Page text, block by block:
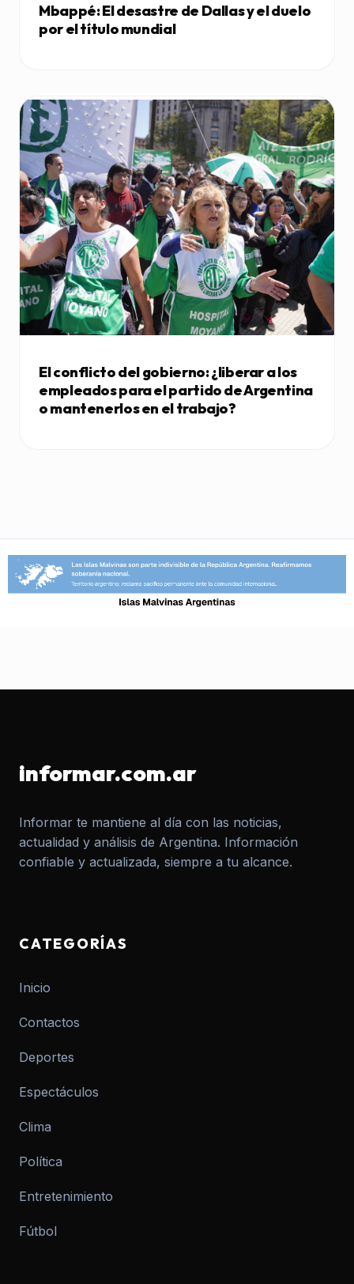
Mbappé: El desastre de Dallas y el duelo
por el título mundial
El conflicto del gobierno: ¿liberar a los
empleados para el partido de Argentina
o mantenerlos en el trabajo?
informar.com.ar
Informar te mantiene al día con las noticias,
actualidad y análisis de Argentina. Información
confiable y actualizada, siempre a tu alcance.
CATEGORÍAS
Inicio
Contactos
Deportes
Espectáculos
Clima
Política
Entretenimiento
Fútbol